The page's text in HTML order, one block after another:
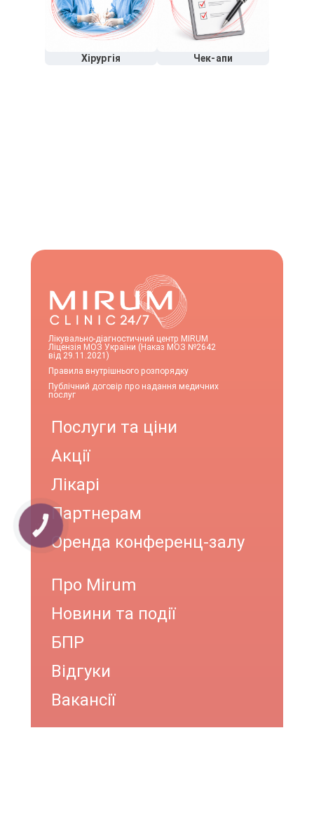
Хірургія Чек-апи
Лікувально-діагностичний центр MIRUM
Ліцензія МОЗ України (Наказ МОЗ №2642
від 29.11.2021)
Правила внутрішнього розпорядку
Публічний договір про надання медичних
послуг
Послуги та ціни
Акції
Лікарі
Партнерам
Оренда конференц-залу
Про Mirum
Новини та події
БПР
Відгуки
Вакансії
КНОПКА
ЗВ'ЯЗКУ